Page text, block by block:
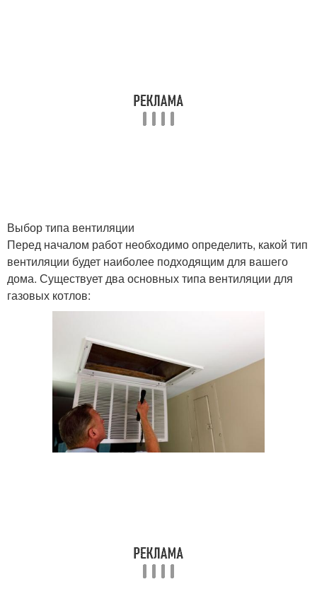
Выбор типа вентиляции
Перед началом работ необходимо определить, какой тип
вентиляции будет наиболее подходящим для вашего
дома. Существует два основных типа вентиляции для
газовых котлов: